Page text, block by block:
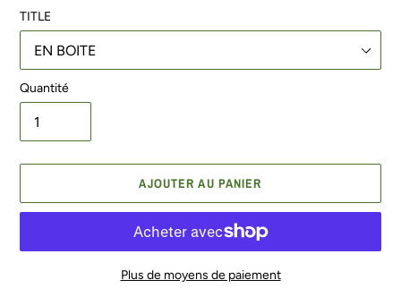
TITLE
Quantité
AJOUTER AU PANIER
Plus de moyens de paiement